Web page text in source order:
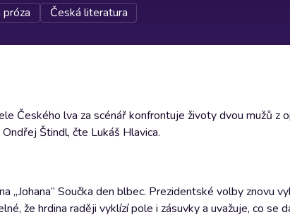
Česká literatura
Českého lva za scénář konfrontuje životy dvou mužů z
Štindl, čte Lukáš Hlavica.
Součka den blbec. Prezidentské volby znovu
že hrdina raději vyklízí pole i zásuvky a uvažuje, co se